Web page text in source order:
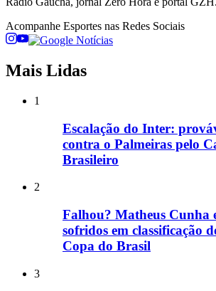
Acompanhe Esportes nas Redes Sociais
Mais Lidas
1
Escalação do Inter:
contra o Palmeiras pelo
Brasileiro
2
Falhou? Matheus Cunha
sofridos em classificação
Copa do Brasil
3